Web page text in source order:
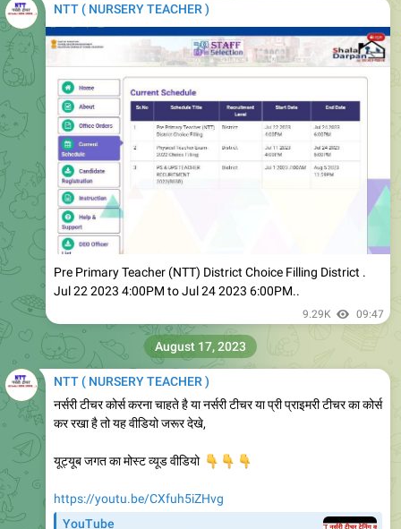
Pre Primary Teacher (NTT) District Choice Filling District .
Jul 22 2023 4:00PM to Jul 24 2023 6:00PM..
9.29K 09:47
NTT ( NURSERY TEACHER )
नर्सरी टीचर कोर्स करना चाहते है या नर्सरी टीचर या प्री प्राइमरी टीचर का कोर्स
कर रखा है तो यह वीडियो जरूर देखे,
यूट्यूब जगत का मोस्ट व्यूड वीडियो
👇
👇
👇
https://youtu.be/CXfuh5iZHvg
NTT Nursery Teacher Training Course | 2
years Course | important facts about NTT